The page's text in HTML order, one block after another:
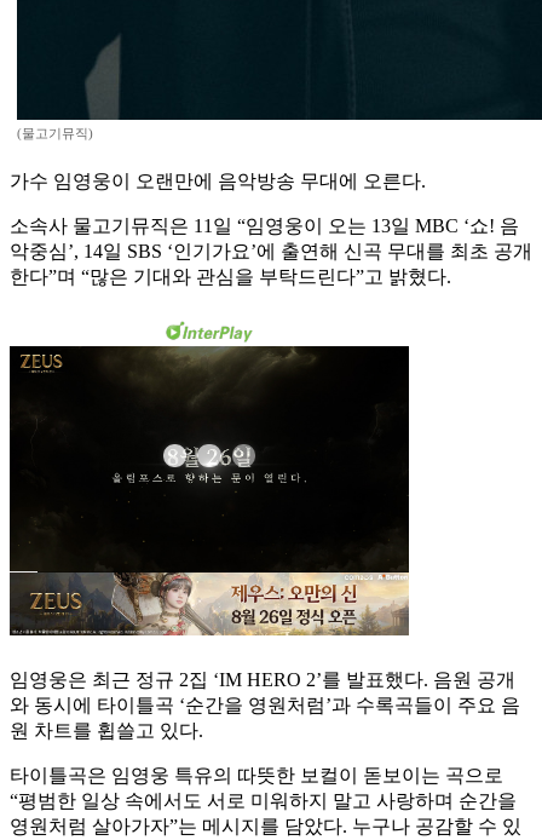
(물고기뮤직)
가수 임영웅이 오랜만에 음악방송 무대에 오른다.
소속사 물고기뮤직은 11일 “임영웅이 오는 13일 MBC ‘쇼! 음
악중심’, 14일 SBS ‘인기가요’에 출연해 신곡 무대를 최초 공개
한다”며 “많은 기대와 관심을 부탁드린다”고 밝혔다.
임영웅은 최근 정규 2집 ‘IM HERO 2’를 발표했다. 음원 공개
와 동시에 타이틀곡 ‘순간을 영원처럼’과 수록곡들이 주요 음
원 차트를 휩쓸고 있다.
타이틀곡은 임영웅 특유의 따뜻한 보컬이 돋보이는 곡으로
“평범한 일상 속에서도 서로 미워하지 말고 사랑하며 순간을
영원처럼 살아가자”는 메시지를 담았다. 누구나 공감할 수 있